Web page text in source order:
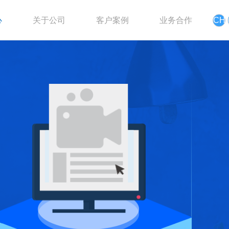
关于公司 客户案例 业务合作 CH